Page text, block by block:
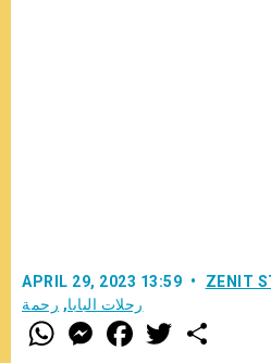
APRIL 29, 2023 13:59 ZENIT
رحلات البابا, رحمة
W
h
M
e
F
a w